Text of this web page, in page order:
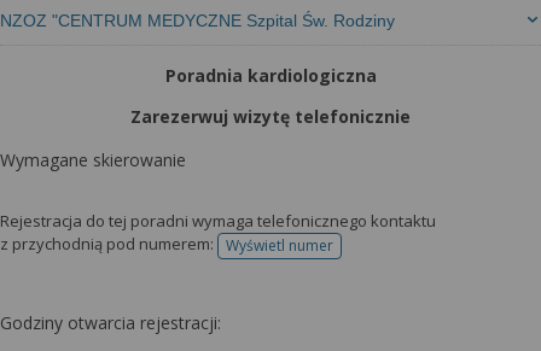
NZOZ "CENTRUM MEDYCZNE Szpital Św. Rodziny
Poradnia kardiologiczna
Zarezerwuj wizytę telefonicznie
Wymagane skierowanie
Rejestracja do tej poradni wymaga telefonicznego kontaktu
z przychodnią pod numerem:
Wyświetl numertelefonu do rejestracji
Godziny otwarcia rejestracji: